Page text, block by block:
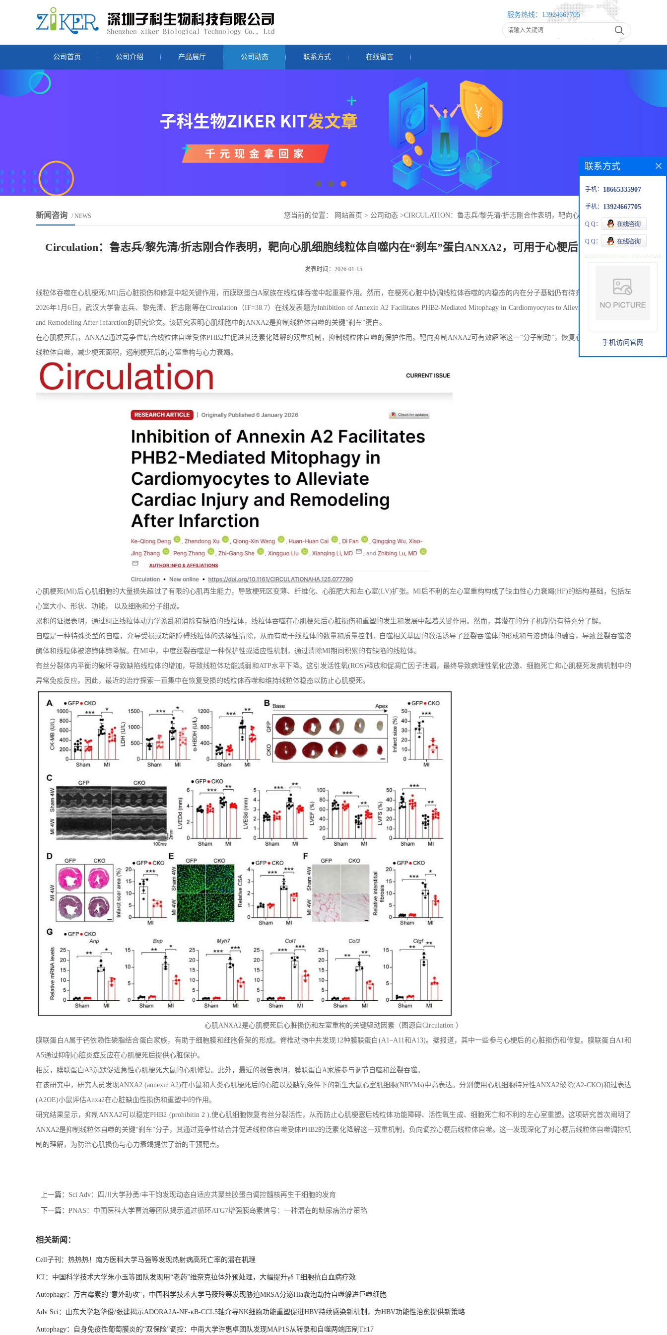
服务热线： 13924667705
公司首页 公司介绍 产品展厅 公司动态 联系方式 在线留言
新闻咨询 / NEWS 您当前的位置： 网站首页 > 公司动态 >CIRCULATION：鲁志兵/黎先清/折志刚合作表明，靶向心肌细胞线粒体自
Circulation：鲁志兵/黎先清/折志刚合作表明，靶向心肌细胞线粒体自噬内在“刹车”蛋白ANXA2，可用于心梗后心衰治疗
发表时间：2026-01-15
线粒体吞噬在心肌梗死(MI)后心脏损伤和修复中起关键作用，而膜联蛋白A家族在线粒体吞噬中起重要作用。然而，在梗死心脏中协调线粒体吞噬的内稳态的内在分子基础仍有待充分研究。
2026年1月6日，武汉大学鲁志兵、黎先清、折志刚等在Circulation（IF=38.7）在线发表题为Inhibition of Annexin A2 Facilitates PHB2-Mediated Mitophagy in Cardiomyocytes to Alleviate Cardiac Injury
and Remodeling After Infarction的研究论文。该研究表明心肌细胞中的ANXA2是抑制线粒体自噬的关键“刹车”蛋白。
在心肌梗死后，ANXA2通过竞争性结合线粒体自噬受体PHB2并促进其泛素化降解的双重机制，抑制线粒体自噬的保护作用。靶向抑制ANXA2可有效解除这一“分子制动”，恢复心肌细胞的保护性
线粒体自噬，减少梗死面积，遏制梗死后的心室重构与心力衰竭。
心肌梗死(MI)后心肌细胞的大量损失超过了有限的心肌再生能力，导致梗死区变薄、纤维化、心脏肥大和左心室(LV)扩张。MI后不利的左心室重构构成了缺血性心力衰竭(HF)的结构基础，包括左
心室大小、形状、功能， 以及细胞和分子组成。
累积的证据表明，通过纠正线粒体动力学紊乱和消除有缺陷的线粒体，线粒体吞噬在心肌梗死后心脏损伤和重塑的发生和发展中起着关键作用。然而，其潜在的分子机制仍有待充分了解。
自噬是一种特殊类型的自噬，介导受损或功能障碍线粒体的选择性清除，从而有助于线粒体的数量和质量控制。自噬相关基因的激活诱导了丝裂吞噬体的形成和与溶酶体的融合，导致丝裂吞噬溶
酶体和线粒体被溶酶体酶降解。在MI中，中度丝裂吞噬是一种保护性或适应性机制，通过清除MI期间积累的有缺陷的线粒体。
有丝分裂体内平衡的破坏导致缺陷线粒体的增加，导致线粒体功能减弱和ATP水平下降。这引发活性氧(ROS)释放和促凋亡因子泄漏，最终导致病理性氧化应激、细胞死亡和心肌梗死发病机制中的
异常免疫反应。因此，最近的治疗探索一直集中在恢复受损的线粒体吞噬和维持线粒体稳态以防止心肌梗死。
心肌ANXA2是心肌梗死后心脏损伤和左室重构的关键驱动因素（图源自Circulation ）
膜联蛋白A属于钙依赖性磷脂结合蛋白家族，有助于细胞膜和细胞骨架的形成。脊椎动物中共发现12种膜联蛋白(A1–A11和A13)。据报道，其中一些参与心梗后的心脏损伤和修复。膜联蛋白A1和
A5通过抑制心脏炎症反应在心肌梗死后提供心脏保护。
相反，膜联蛋白A3沉默促进急性心肌梗死大鼠的心肌修复。此外，最近的报告表明，膜联蛋白A家族参与调节自噬和丝裂吞噬。
在该研究中，研究人员发现ANXA2 (annexin A2)在小鼠和人类心肌梗死后的心脏以及缺氧条件下的新生大鼠心室肌细胞(NRVMs)中高表达。分别使用心肌细胞特异性ANXA2敲除(A2-CKO)和过表达
(A2OE)小鼠评估Anxa2在心脏缺血性损伤和重塑中的作用。
研究结果显示，抑制ANXA2可以稳定PHB2 (prohibitin 2 ),使心肌细胞恢复有丝分裂活性，从而防止心肌梗塞后线粒体功能障碍、活性氧生成、细胞死亡和不利的左心室重塑。这项研究首次阐明了
ANXA2是抑制线粒体自噬的关键“刹车”分子，其通过竞争性结合并促进线粒体自噬受体PHB2的泛素化降解这一双重机制，负向调控心梗后线粒体自噬。这一发现深化了对心梗后线粒体自噬调控机
制的理解，为防治心肌损伤与心力衰竭提供了新的干预靶点。
上一篇： Sci Adv：四川大学孙勇/丰干钧发现动态自适应共聚丝胶蛋白调控髓核再生干细胞的发育
下一篇： PNAS：中国医科大学曹流等团队揭示通过循环ATG7增强胰岛素信号：一种潜在的糖尿病治疗策略
相关新闻：
Cell子刊：热热热！南方医科大学马强等发现热射病高死亡率的潜在机理
JCI：中国科学技术大学朱小玉等团队发现用“老药”维奈克拉体外预处理，大幅提升γδ T细胞抗白血病疗效
Autophagy：万古霉素的"意外助攻"，中国科学技术大学马筱玲等发现胁迫MRSA分泌Hla囊泡劫持自噬躲进巨噬细胞
Adv Sci：山东大学赵华俊/张建揭示ADORA2A-NF-κB-CCL5轴介导NK细胞功能重塑促进HBV持续感染新机制，为HBV功能性治愈提供新策略
Autophagy：自身免疫性葡萄膜炎的“双保险”调控：中南大学许惠卓团队发现MAP1S从转录和自噬两端压制Th17
联系方式
手机： 18665335907
手机： 13924667705
Q Q：
Q Q：
手机访问官网